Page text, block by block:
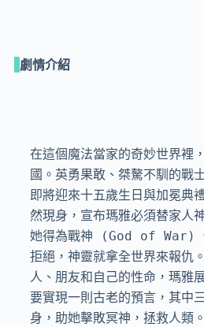
劇情介紹
在這個魔法當家的奇妙世界裡
國。英勇果敢、桀驁不馴的
即將迎來十五歲生日與加冕典
然現身，宣布瑪雅必須替家人
她得為戰神 (God of War)
拒絕，神靈就拿全世界來報仇
人、朋友和自己的性命，瑪雅
要實現一則古老的預言，其中
身，助她擊敗冥神，拯救人類。